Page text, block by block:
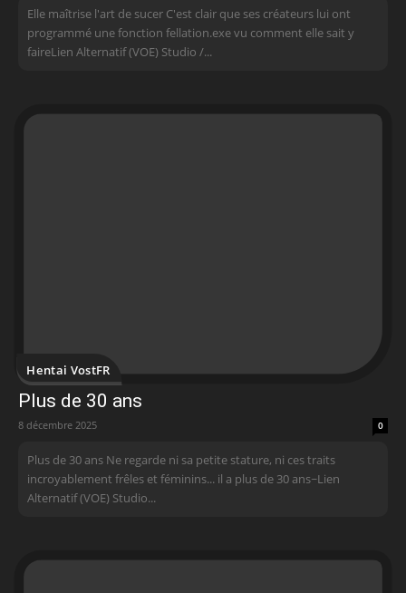
Elle maîtrise l'art de sucer C'est clair que ses créateurs lui ont
programmé une fonction fellation.exe vu comment elle sait y
faireLien Alternatif (VOE) Studio /...
Hentai VostFR
Plus de 30 ans
8 décembre 2025 0
Plus de 30 ans Ne regarde ni sa petite stature, ni ces traits
incroyablement frêles et féminins... il a plus de 30 ans~Lien
Alternatif (VOE) Studio...